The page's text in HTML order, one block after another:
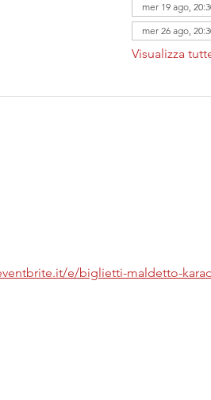
mer 19 ago,
mer 26 ago,
Visualizza
e/biglietti-maldetto-